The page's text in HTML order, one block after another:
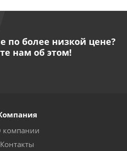
по более низкой цене?
нам об этом!
компании
Контакты